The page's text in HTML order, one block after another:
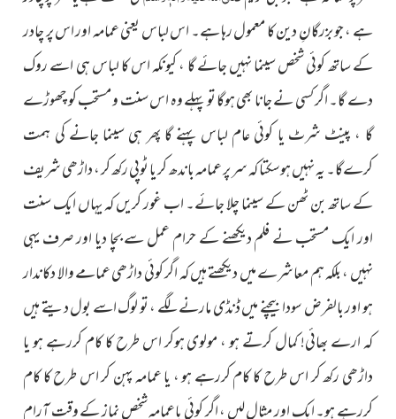
ہے ، جو بزرگانِ دین کا معمول رہا ہے۔ اس لباس یعنی عمامہ اور اس پر چادر
کے ساتھ کوئی شخص سینما نہیں جائے گا ، کیونکہ اس کا لباس ہی اسے روک
دے گا۔ اگر کسی نے جانا بھی ہوگا تو پہلے وہ اس سنت و مستحب کو چھوڑے
گا ، پینٹ شرٹ یا کوئی عام لباس پہنے گا پھر ہی سینما جانے کی ہمت
کرےگا۔ یہ نہیں ہوسکتا کہ سر پر عمامہ باندھ کر یا ٹوپی رکھ کر ، داڑھی شریف
کے ساتھ بن ٹھن کے سینما چلا جائے۔ اب غور کریں کہ یہاں ایک سنت
اور ایک مستحب نے فلم دیکھنے کے حرام عمل سے بچا دیا اور صرف یہی
نہیں ، بلکہ ہم معاشرے میں دیکھتے ہیں کہ اگر کوئی داڑھی عمامے والا دکاندار
ہو اور بالفرض سودا بیچنے میں ڈنڈی مارنے لگے ، تو لوگ اسے بول دیتے ہیں
کہ ارے بھائی! کمال کرتے ہو ، مولوی ہوکر اس طرح کا کام کررہے ہو یا
داڑھی رکھ کر اس طرح کا کام کررہے ہو ، یا عمامہ پہن کر اس طرح کا کام